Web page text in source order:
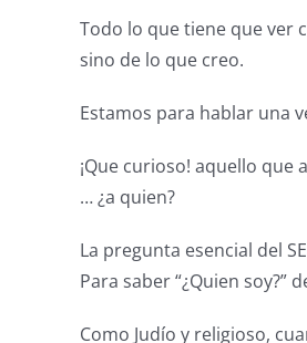
Todo lo que tiene que ver
sino de lo que creo.
Estamos para hablar una
¡Que curioso! aquello
… ¿a quien?
La pregunta esencial del
Para saber “¿Quien
Como Judío y religioso,